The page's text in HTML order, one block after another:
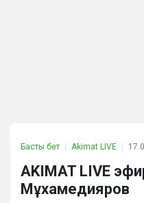
Басты бет Akimat LIVE
AKIMAT LIVE
Мұхамедияров